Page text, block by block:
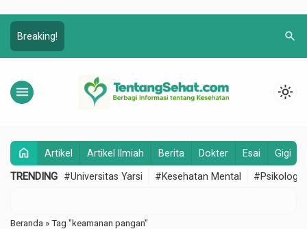
Breaking! search
menu light_mode
home Artikel Artikel Ilmiah Berita Dokter Esai Gigi
TRENDING #Universitas Yarsi #Kesehatan Mental #Psikologi
Beranda »Tag "keamanan pangan"